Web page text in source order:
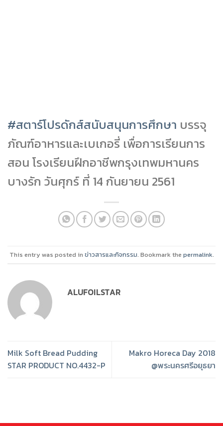
#สตาร์โปรดักส์สนับสนุนการศึกษา บรรจุ
ภัณฑ์อาหารและเบเกอรี่ เพื่อการเรียนการ
สอน โรงเรียนฝึกอาชีพกรุงเทพมหานคร
บางรัก วันศุกร์ ที่ 14 กันยายน 2561
This entry was posted in ข่าวสารและกิจกรรม. Bookmark the permalink.
ALUFOILSTAR
Milk Soft Bread Pudding
STAR PRODUCT NO.4432-P
Makro Horeca Day 2018
@พระนครศรีอยุธยา